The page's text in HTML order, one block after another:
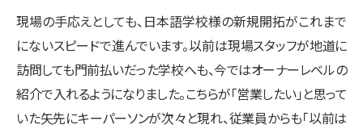
現場の手応えとしても、日本語学校様の新規開拓がこれまで
にないスピードで進んでいます。以前は現場スタッフが地道に
訪問しても門前払いだった学校へも、今ではオーナーレベルの
紹介で入れるようになりました。こちらが「営業したい」と思って
いた矢先にキーパーソンが次々と現れ、従業員からも「以前は